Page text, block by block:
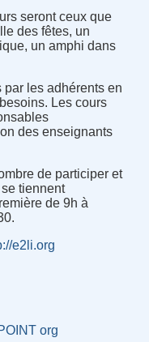
seront ceux que
des fêtes, un
un amphi dans
par les adhérents en
Les cours
des enseignants
de participer et
tiennent
de 9h à
e2li.org
org